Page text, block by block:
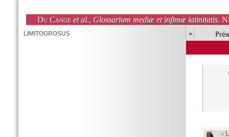
Du Cange et al., Glossarium mediæ et infimæ latinitatis.
«
«